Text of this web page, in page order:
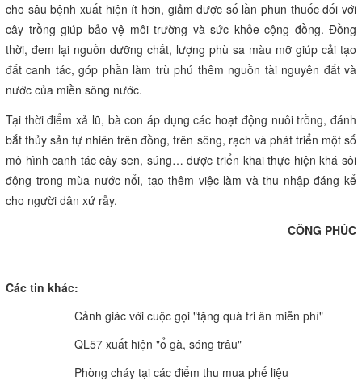
cho sâu bệnh xuất hiện ít hơn, giảm được số lần phun thuốc đối với
cây trồng giúp bảo vệ môi trường và sức khỏe cộng đồng. Đồng
thời, đem lại nguồn dưỡng chất, lượng phù sa màu mỡ giúp cải tạo
đất canh tác, góp phần làm trù phú thêm nguồn tài nguyên đất và
nước của miền sông nước.
Tại thời điểm xả lũ, bà con áp dụng các hoạt động nuôi trồng, đánh
bắt thủy sản tự nhiên trên đồng, trên sông, rạch và phát triển một số
mô hình canh tác cây sen, súng… được triển khai thực hiện khá sôi
động trong mùa nước nổi, tạo thêm việc làm và thu nhập đáng kể
cho người dân xứ rẫy.
CÔNG PHÚC
Các tin khác:
Cảnh giác với cuộc gọi "tặng quà tri ân miễn phí"
QL57 xuất hiện "ổ gà, sóng trâu"
Phòng cháy tại các điểm thu mua phế liệu